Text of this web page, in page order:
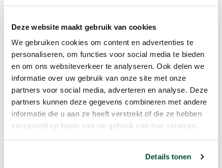
Deze website maakt gebruik van cookies
We gebruiken cookies om content en advertenties te
personaliseren, om functies voor social media te bieden
en om ons websiteverkeer te analyseren. Ook delen we
informatie over uw gebruik van onze site met onze
partners voor social media, adverteren en analyse. Deze
partners kunnen deze gegevens combineren met andere
informatie die u aan ze heeft verstrekt of die ze hebben
verzameld op basis van uw gebruik van hun services.
Details tonen
plaatsen rond bouwplaatsen of
emissie-impact te monitoren en te
rapporteren aan opdrachtgevers of
overheden.
Milieuadviesbureau's en
onderzoek
modulaire opbouw gebruiken voor